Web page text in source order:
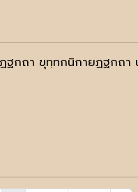
กถา ขุทฺทกนิกายฏฐกถา